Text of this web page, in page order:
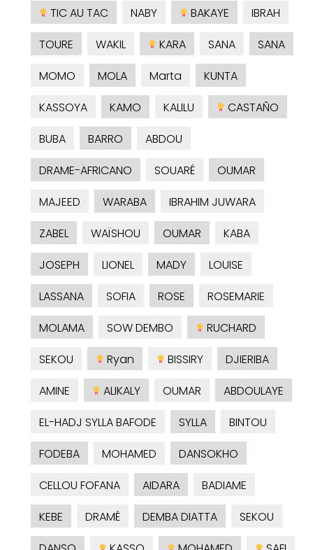
TIC AU TAC
NABY BAKAYE
IBRAH
TOURE
WAKIL KARA SANA
SANA
MOMO
MOLA Marta
KUNTA
KASSOYA
KAMO KALILU
CASTAÑO
BUBA
BARRO
ABDOU
DRAME-AFRICANO
SOUARÉ
OUMAR
MAJEED
WARABA
IBRAHIM JUWARA
ZABEL
WAÏSHOU OUMAR
KABA
JOSEPH
LIONEL MADY
LOUISE
LASSANA
SOFIA ROSE
ROSEMARIE
MOLAMA
SOW DEMBO
RUCHARD
SEKOU
Ryan BISSIRY
DJIERIBA
AMINE
ALIKALY OUMAR
ABDOULAYE
EL-HADJ SYLLA BAFODE
SYLLA
BINTOU
FODEBA
MOHAMED
DANSOKHO
CELLOU FOFANA
AIDARA
BADIAME
KEBE
DRAMÉ DEMBA DIATTA
SEKOU